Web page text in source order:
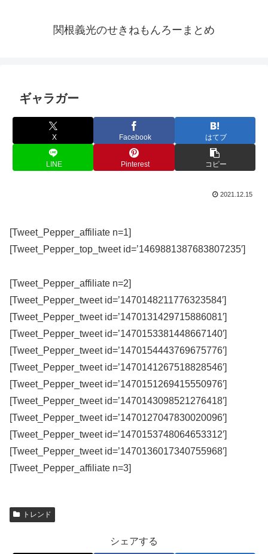
関根義光のせきねもんろーまとめ
ギャラガー
X Facebook はてブ
LINE Pinterest コピー
2021.12.15
[Tweet_Pepper_affiliate n=1]
[Tweet_Pepper_top_tweet id=’1469881387683807235′]
[Tweet_Pepper_affiliate n=2]
[Tweet_Pepper_tweet id=’1470148211776323584′]
[Tweet_Pepper_tweet id=’1470131429715886081′]
[Tweet_Pepper_tweet id=’1470153381448667140′]
[Tweet_Pepper_tweet id=’1470154443769675776′]
[Tweet_Pepper_tweet id=’1470141267518828546′]
[Tweet_Pepper_tweet id=’1470151269415550976′]
[Tweet_Pepper_tweet id=’1470143098521276418′]
[Tweet_Pepper_tweet id=’1470127047830020096′]
[Tweet_Pepper_tweet id=’1470153748064653312′]
[Tweet_Pepper_tweet id=’1470136017340755968′]
[Tweet_Pepper_affiliate n=3]
トレンド
シェアする